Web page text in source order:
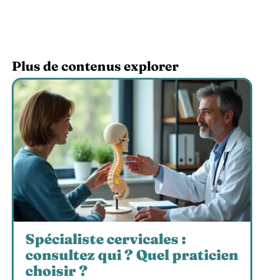
Plus de contenus explorer
Spécialiste cervicales :
consultez qui ? Quel praticien
choisir ?